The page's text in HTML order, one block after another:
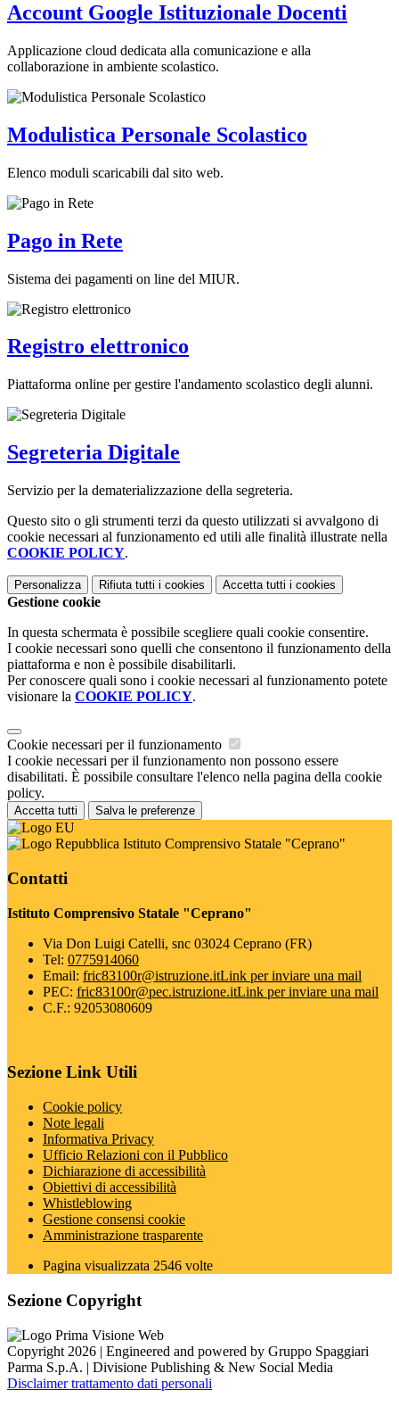
Account Google Istituzionale Docenti
Applicazione cloud dedicata alla comunicazione e alla
collaborazione in ambiente scolastico.
Modulistica Personale Scolastico
Elenco moduli scaricabili dal sito web.
Pago in Rete
Sistema dei pagamenti on line del MIUR.
Registro elettronico
Piattaforma online per gestire l'andamento scolastico degli alunni.
Segreteria Digitale
Servizio per la dematerializzazione della segreteria.
Questo sito o gli strumenti terzi da questo utilizzati si avvalgono di
cookie necessari al funzionamento ed utili alle finalità illustrate nella
COOKIE POLICY.
Personalizza Rifiuta tutti i cookies Accetta tutti i cookies
Gestione cookie
In questa schermata è possibile scegliere quali cookie consentire.
I cookie necessari sono quelli che consentono il funzionamento della
piattaforma e non è possibile disabilitarli.
Per conoscere quali sono i cookie necessari al funzionamento potete
visionare la COOKIE POLICY.
Cookie necessari per il funzionamento
I cookie necessari per il funzionamento non possono essere
disabilitati. È possibile consultare l'elenco nella pagina della cookie
policy.
Accetta tutti Salva le preferenze
Istituto Comprensivo Statale "Ceprano"
Contatti
Istituto Comprensivo Statale "Ceprano"
Via Don Luigi Catelli, snc 03024 Ceprano (FR)
Tel: 0775914060
Email: fric83100r@istruzione.itLink per inviare una mail
PEC: fric83100r@pec.istruzione.itLink per inviare una mail
C.F.: 92053080609
Sezione Link Utili
Cookie policy
Note legali
Informativa Privacy
Ufficio Relazioni con il Pubblico
Dichiarazione di accessibilità
Obiettivi di accessibilità
Whistleblowing
Gestione consensi cookie
Amministrazione trasparente
Pagina visualizzata 2546 volte
Sezione Copyright
Copyright 2026 | Engineered and powered by Gruppo Spaggiari
Parma S.p.A. | Divisione Publishing & New Social Media
Disclaimer trattamento dati personali